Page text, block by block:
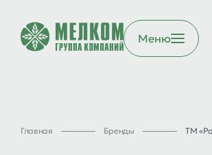
Меню
Главная Бренды ТМ